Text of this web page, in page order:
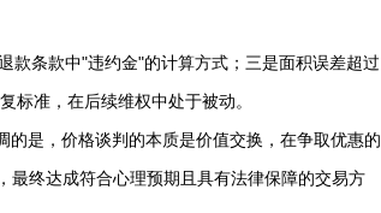
款条款中"违约金"的计算方式；三是面积误差超过
标准，在后续维权中处于被动。
的是，价格谈判的本质是价值交换，在争取优惠的
最终达成符合心理预期且具有法律保障的交易方